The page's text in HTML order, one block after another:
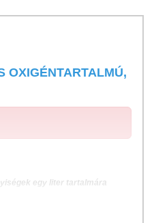
OXIGÉNTARTALMÚ,
egy liter tartalmára